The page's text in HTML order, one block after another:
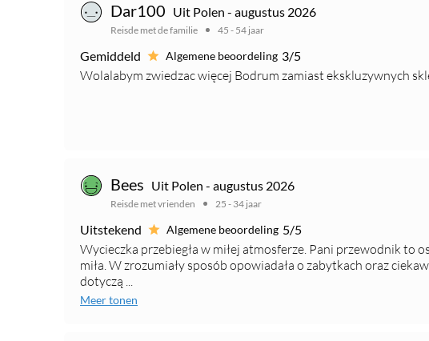
Dar100 Uit Polen - augustus 2026
Reisde met de familie 45 - 54 jaar
Gemiddeld Algemene beoordeling 3/5
Wolalabym zwiedzac więcej Bodrum zamiast ekskluzywnych
Bees Uit Polen - augustus 2026
Reisde met vrienden 25 - 34 jaar
Uitstekend Algemene beoordeling 5/5
Wycieczka przebiegła w miłej atmosferze. Pani przewodnik to
miła. W zrozumiały sposób opowiadała o zabytkach oraz
dotyczą ...
Meer tonen